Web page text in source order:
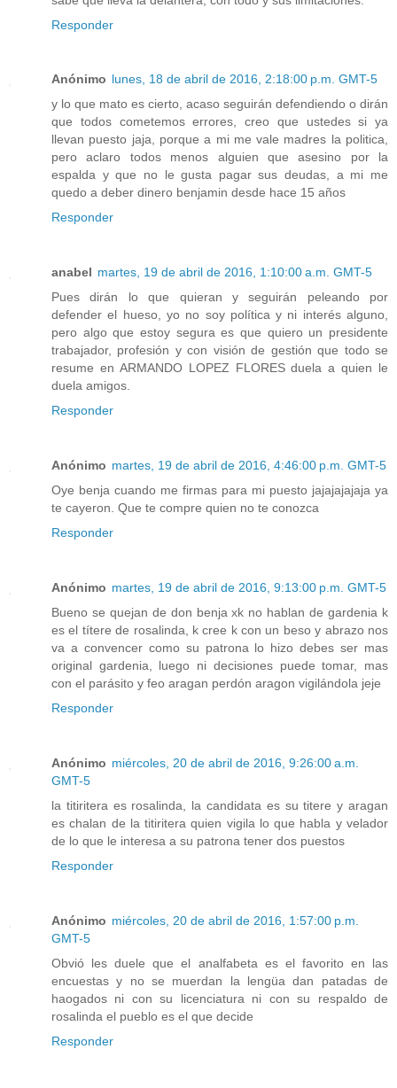
Responder
Anónimo lunes, 18 de abril de 2016, 2:18:00 p.m. GMT-5
y lo que mato es cierto, acaso seguirán defendiendo o dirán
que todos cometemos errores, creo que ustedes si ya
llevan puesto jaja, porque a mi me vale madres la politica,
pero aclaro todos menos alguien que asesino por la
espalda y que no le gusta pagar sus deudas, a mi me
quedo a deber dinero benjamin desde hace 15 años
Responder
anabel martes, 19 de abril de 2016, 1:10:00 a.m. GMT-5
Pues dirán lo que quieran y seguirán peleando por
defender el hueso, yo no soy política y ni interés alguno,
pero algo que estoy segura es que quiero un presidente
trabajador, profesión y con visión de gestión que todo se
resume en ARMANDO LOPEZ FLORES duela a quien le
duela amigos.
Responder
Anónimo martes, 19 de abril de 2016, 4:46:00 p.m. GMT-5
Oye benja cuando me firmas para mi puesto jajajajajaja ya
te cayeron. Que te compre quien no te conozca
Responder
Anónimo martes, 19 de abril de 2016, 9:13:00 p.m. GMT-5
Bueno se quejan de don benja xk no hablan de gardenia k
es el títere de rosalinda, k cree k con un beso y abrazo nos
va a convencer como su patrona lo hizo debes ser mas
original gardenia, luego ni decisiones puede tomar, mas
con el parásito y feo aragan perdón aragon vigilándola jeje
Responder
Anónimo miércoles, 20 de abril de 2016, 9:26:00 a.m.
GMT-5
la titiritera es rosalinda, la candidata es su titere y aragan
es chalan de la titiritera quien vigila lo que habla y velador
de lo que le interesa a su patrona tener dos puestos
Responder
Anónimo miércoles, 20 de abril de 2016, 1:57:00 p.m.
GMT-5
Obvió les duele que el analfabeta es el favorito en las
encuestas y no se muerdan la lengüa dan patadas de
haogados ni con su licenciatura ni con su respaldo de
rosalinda el pueblo es el que decide
Responder